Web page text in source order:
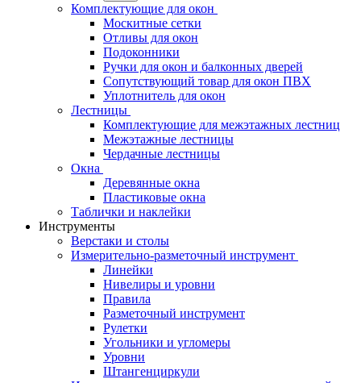
Комплектующие для окон
Москитные сетки
Отливы для окон
Подоконники
Ручки для окон и балконных дверей
Сопутствующий товар для окон ПВХ
Уплотнитель для окон
Лестницы
Комплектующие для межэтажных лестниц
Межэтажные лестницы
Чердачные лестницы
Окна
Деревянные окна
Пластиковые окна
Таблички и наклейки
Инструменты
Верстаки и столы
Измерительно-разметочный инструмент
Линейки
Нивелиры и уровни
Правила
Разметочный инструмент
Рулетки
Угольники и угломеры
Уровни
Штангенциркули